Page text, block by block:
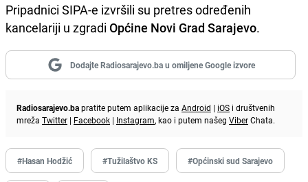
Pripadnici SIPA-e izvršili su pretres određenih
kancelariji u zgradi Općine Novi Grad Sarajevo.
Dodajte Radiosarajevo.ba u omiljene Google izvore
Radiosarajevo.bapratite putem aplikacije za Android | iOS i društvenih
mreža Twitter | Facebook | Instagram, kao i putem našeg ViberChata.
#Hasan Hodžić #Tužilaštvo KS #Općinski sud Sarajevo